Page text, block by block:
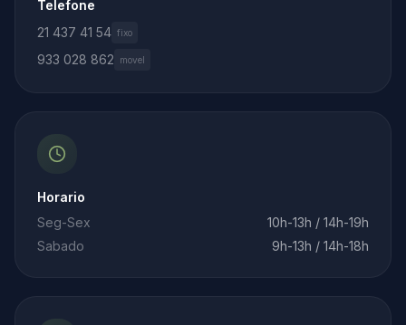
Telefone
21 437 41 54 fixo
933 028 862 movel
Horario
Seg-Sex
10h-13h / 14h-19h
Sabado
9h-13h / 14h-18h